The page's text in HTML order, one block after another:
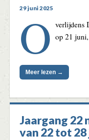
29 juni 2025
O verlijdens
op 21
Meer lezen →
Jaargang 22
van 22 tot 28